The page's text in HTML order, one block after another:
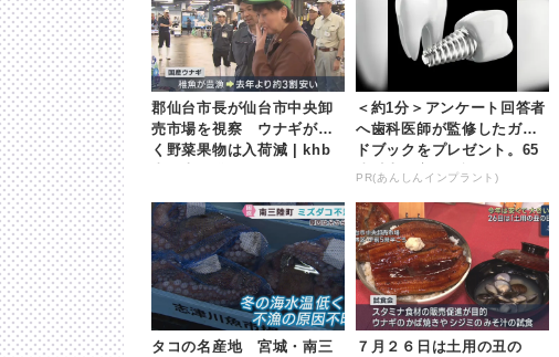
郡仙台市長が仙台市中央卸
売市場を視察 ウナギが安
く野菜果物は入荷減 | khb
＜約1分＞アンケート回答者
へ歯科医師が監修したガイ
ドブックをプレゼント。65
歳以上の方は確認してみて
PR(あんしんインプラント)
タコの名産地 宮城・南三
７月２６日は土用の丑の